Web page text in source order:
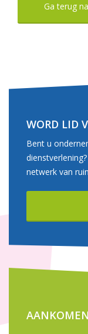
Ga terug
WORD LID
Bent u
netwerk van